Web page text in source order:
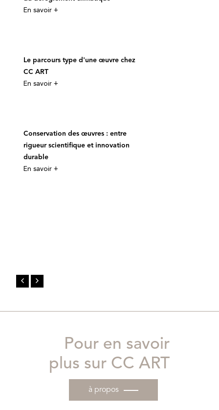
En savoir +
Le parcours type d'une œuvre chez
CC ART
En savoir +
Conservation des œuvres : entre
rigueur scientifique et innovation
durable
En savoir +
Pour en savoir
plus sur CC ART
à propos